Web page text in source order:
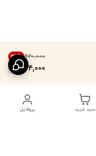
۹۲۰٬۰۰۰ 37%
574,000
پروفایل سبد خرید